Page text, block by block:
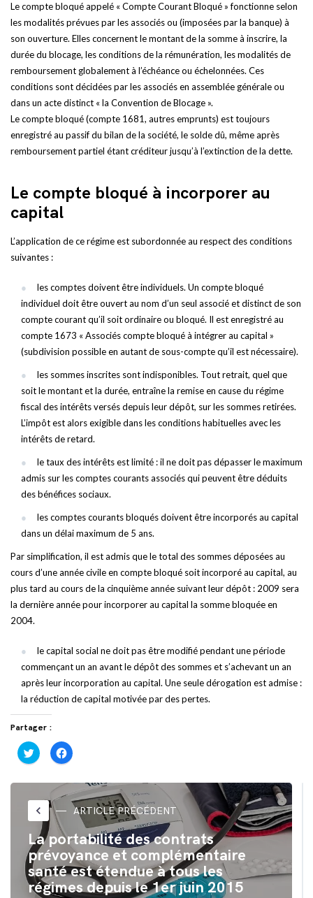
Le compte bloqué appelé « Compte Courant Bloqué » fonctionne selon
les modalités prévues par les associés ou (imposées par la banque) à
son ouverture. Elles concernent le montant de la somme à inscrire, la
durée du blocage, les conditions de la rémunération, les modalités de
remboursement globalement à l’échéance ou échelonnées. Ces
conditions sont décidées par les associés en assemblée générale ou
dans un acte distinct « la Convention de Blocage ».
Le compte bloqué (compte 1681, autres emprunts) est toujours
enregistré au passif du bilan de la société, le solde dû, même après
remboursement partiel étant créditeur jusqu’à l’extinction de la dette.
Le compte bloqué à incorporer au
capital
L’application de ce régime est subordonnée au respect des conditions
suivantes :
les comptes doivent être individuels. Un compte bloqué
individuel doit être ouvert au nom d’un seul associé et distinct de son
compte courant qu’il soit ordinaire ou bloqué. Il est enregistré au
compte 1673 « Associés compte bloqué à intégrer au capital »
(subdivision possible en autant de sous-compte qu’il est nécessaire).
les sommes inscrites sont indisponibles. Tout retrait, quel que
soit le montant et la durée, entraîne la remise en cause du régime
fiscal des intérêts versés depuis leur dépôt, sur les sommes retirées.
L’impôt est alors exigible dans les conditions habituelles avec les
intérêts de retard.
le taux des intérêts est limité : il ne doit pas dépasser le maximum
admis sur les comptes courants associés qui peuvent être déduits
des bénéfices sociaux.
les comptes courants bloqués doivent être incorporés au capital
dans un délai maximum de 5 ans.
Par simplification, il est admis que le total des sommes déposées au
cours d’une année civile en compte bloqué soit incorporé au capital, au
plus tard au cours de la cinquième année suivant leur dépôt : 2009 sera
la dernière année pour incorporer au capital la somme bloquée en
2004.
le capital social ne doit pas être modifié pendant une période
commençant un an avant le dépôt des sommes et s’achevant un an
après leur incorporation au capital. Une seule dérogation est admise :
la réduction de capital motivée par des pertes.
Partager :
Cliquez
pour
partager
Twitter(ouvre
une
nouvelle
fenêtre)
Cliquez
pour
partager
Facebook(ouvre
dans
une
nouvelle
fenêtre)
keyboard_arrow_left ARTICLE PRÉCÉDENT
La portabilité des contrats
prévoyance et complémentaire
santé est étendue à tous les
régimes depuis le 1er juin 2015